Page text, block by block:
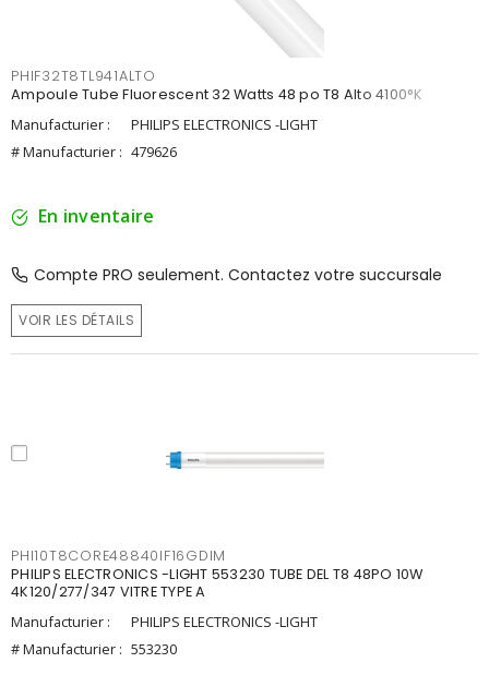
PHIF32T8TL941ALTO
Ampoule Tube Fluorescent 32 Watts 48 po T8 Alto 4100°K
Manufacturier :
PHILIPS ELECTRONICS -LIGHT
# Manufacturier : 479626
En inventaire
Compte PRO seulement. Contactez votre succursale
VOIR LES DÉTAILS
PHI10T8CORE48840IF16GDIM
PHILIPS ELECTRONICS -LIGHT 553230 TUBE DEL T8 48PO 10W
4K120/277/347 VITRE TYPE A
Manufacturier :
PHILIPS ELECTRONICS -LIGHT
# Manufacturier : 553230